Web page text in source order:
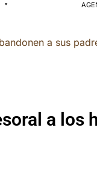
a sus
a los